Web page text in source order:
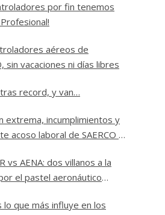
por fin tenemos
aéreos de
sin vacaciones ni días libres
record, y van…
extrema, incumplimientos y
acoso laboral de SAERCO a
vs AENA: dos villanos a la
el pastel aeronáutico
lo que más influye en los